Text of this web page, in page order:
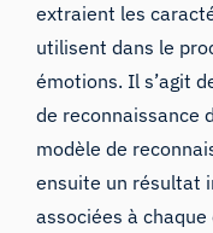
extraient les
utilisent dans le
émotions. Il s’agit
de reconnaissance
modèle de
ensuite un résultat
associées à